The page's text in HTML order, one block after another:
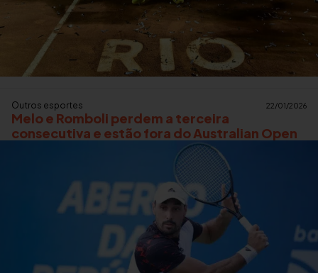
Outros esportes 22/01/2026
Melo e Romboli perdem a terceira
consecutiva e estão fora do Australian Open